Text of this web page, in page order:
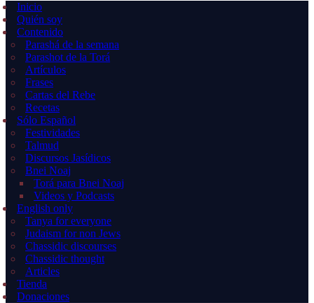
Inicio
Quién soy
Contenido
Parashá de la semana
Parashot de la Torá
Artículos
Frases
Cartas del Rebe
Recetas
Sólo Español
Festividades
Talmud
Discursos Jasídicos
Bnei Noaj
Torá para Bnei Noaj
Videos y Podcasts
English only
Tanya for everyone
Judaism for non Jews
Chassidic discourses
Chassidic thought
Articles
Tienda
Donaciones